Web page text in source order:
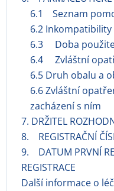
6.1 Seznam
6.2 Inkompatibility
6.3 Doba
6.4 Zvláštní
6.5 Druh obalu a
6.6 Zvláštní
zacházení s ním
7. DRŽITEL
8. REGISTRAČNÍ
9. DATUM PRVNÍ
REGISTRACE
Další informace o